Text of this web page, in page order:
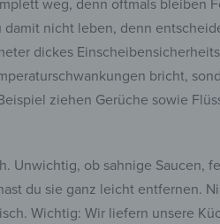
weg, denn oftmals bleiben
nicht leben, denn
dickes
bricht,
ziehen Gerüche sowie
Unwichtig, ob sahnige Saucen,
du sie ganz leicht entfernen.
Wichtig: Wir liefern unsere